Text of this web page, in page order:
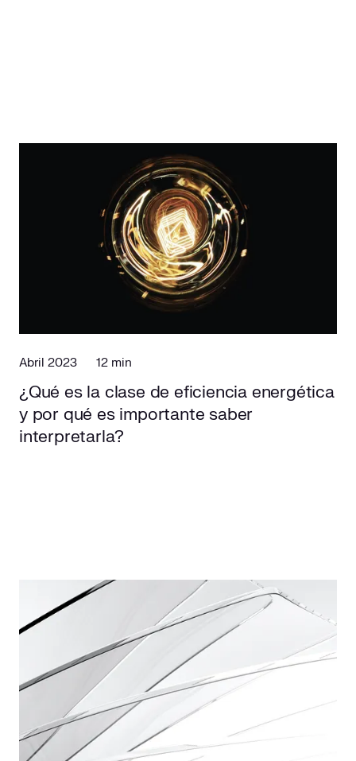
Abril 2023 12 min
¿Qué es la clase de eficiencia energética
y por qué es importante saber
interpretarla?